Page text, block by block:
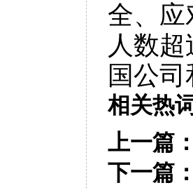
全、应
人数
国公
相关热
上一篇
下一篇